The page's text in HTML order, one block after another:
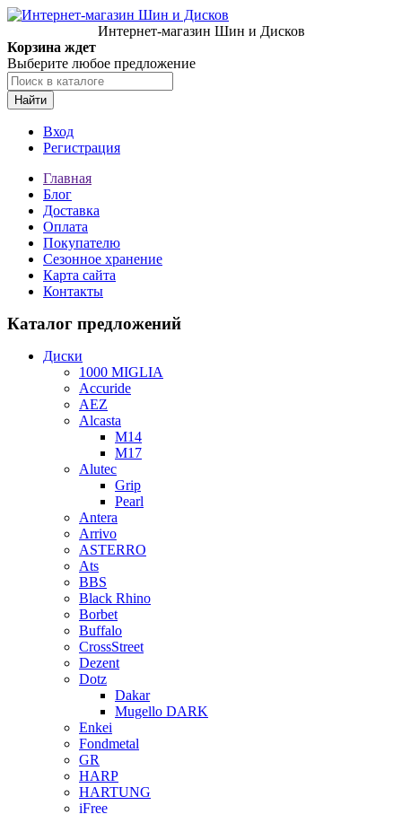
Интернет-магазин Шин и Дисков
Корзина ждет
Выберите любое предложение
Найти
Вход
Регистрация
Главная
Блог
Доставка
Оплата
Покупателю
Сезонное хранение
Карта сайта
Контакты
Каталог предложений
Диски
1000 MIGLIA
Accuride
AEZ
Alcasta
M14
M17
Alutec
Grip
Pearl
Antera
Arrivo
ASTERRO
Ats
BBS
Black Rhino
Borbet
Buffalo
CrossStreet
Dezent
Dotz
Dakar
Mugello DARK
Enkei
Fondmetal
GR
HARP
HARTUNG
iFree